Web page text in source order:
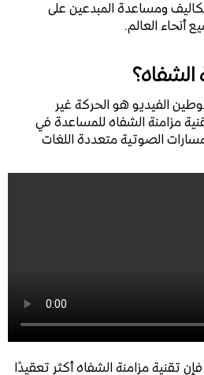
ومساعدة المبدعين على
أنحاء العالم.
الفيديو هو الحركة غير
مزامنة الشفاه للمساعدة في
الصوتية متعددة اللغات
تقنية مزامنة الشفاه أكثر تعقيدًا